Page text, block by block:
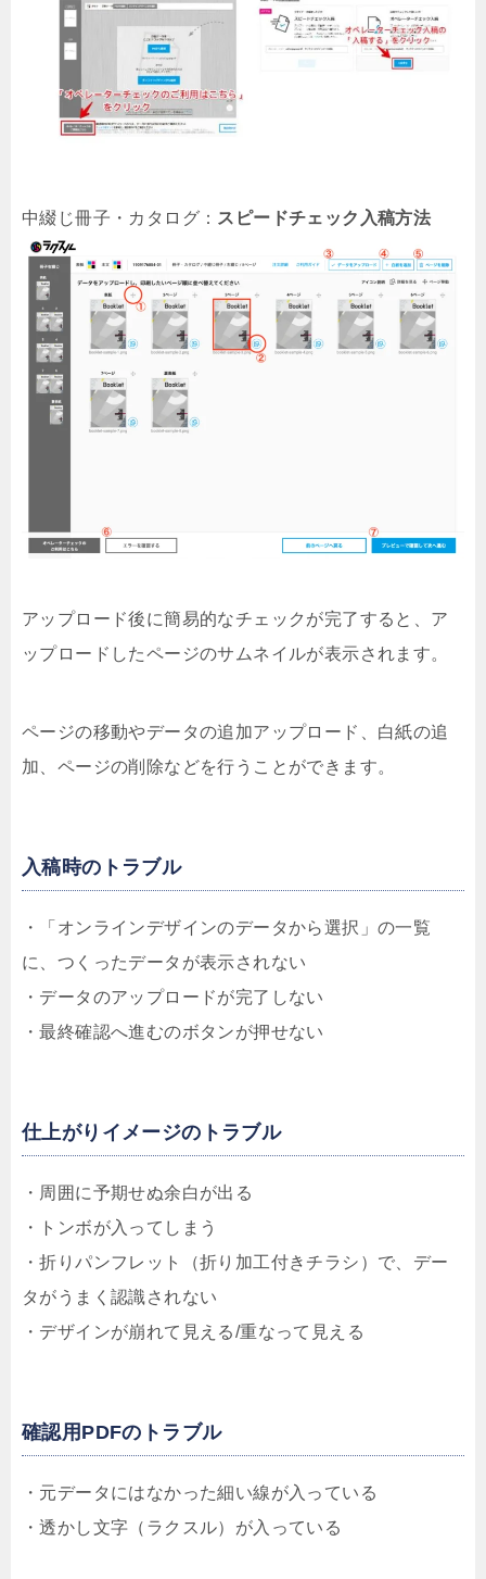
中綴じ冊子・カタログ： スピードチェック入稿方法
アップロード後に簡易的なチェックが完了すると、ア
ップロードしたページのサムネイルが表示されます。
ページの移動やデータの追加アップロード、白紙の追
加、ページの削除などを行うことができます。
入稿時のトラブル
・「オンラインデザインのデータから選択」の一覧
に、つくったデータが表示されない
・データのアップロードが完了しない
・最終確認へ進むのボタンが押せない
仕上がりイメージのトラブル
・周囲に予期せぬ余白が出る
・トンボが入ってしまう
・折りパンフレット（折り加工付きチラシ）で、デー
タがうまく認識されない
・デザインが崩れて見える/重なって見える
確認用PDFのトラブル
・元データにはなかった細い線が入っている
・透かし文字（ラクスル）が入っている